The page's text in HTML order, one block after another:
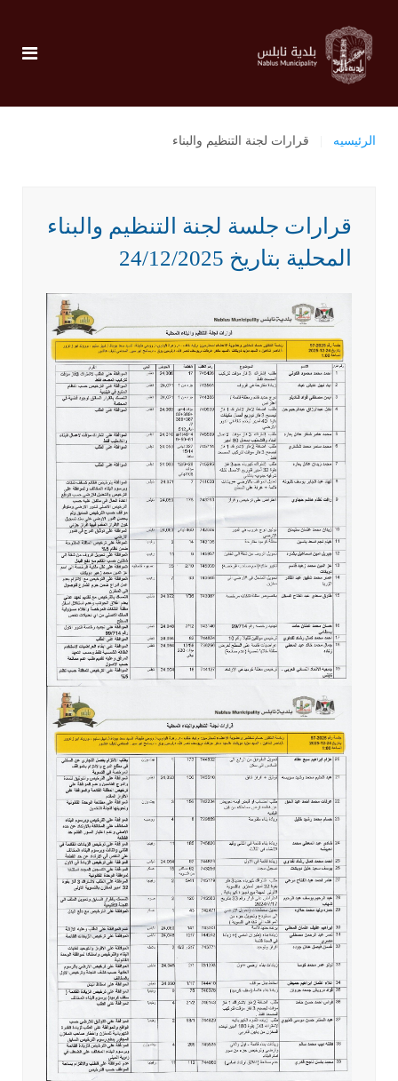
الرئيسيه قرارات لجنة التنظيم والبناء
قرارات جلسة لجنة التنظيم والبناء
المحلية بتاريخ 24/12/2025